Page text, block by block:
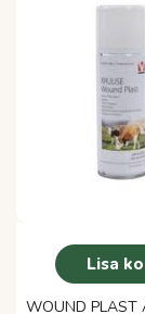
Lisa
WOUND PLAST